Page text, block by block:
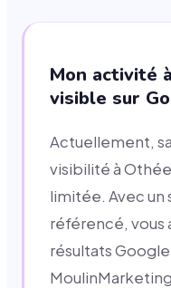
Mon activité
visible sur
Actuellement,
visibilité à
limitée. Avec
référencé, vous
résultats